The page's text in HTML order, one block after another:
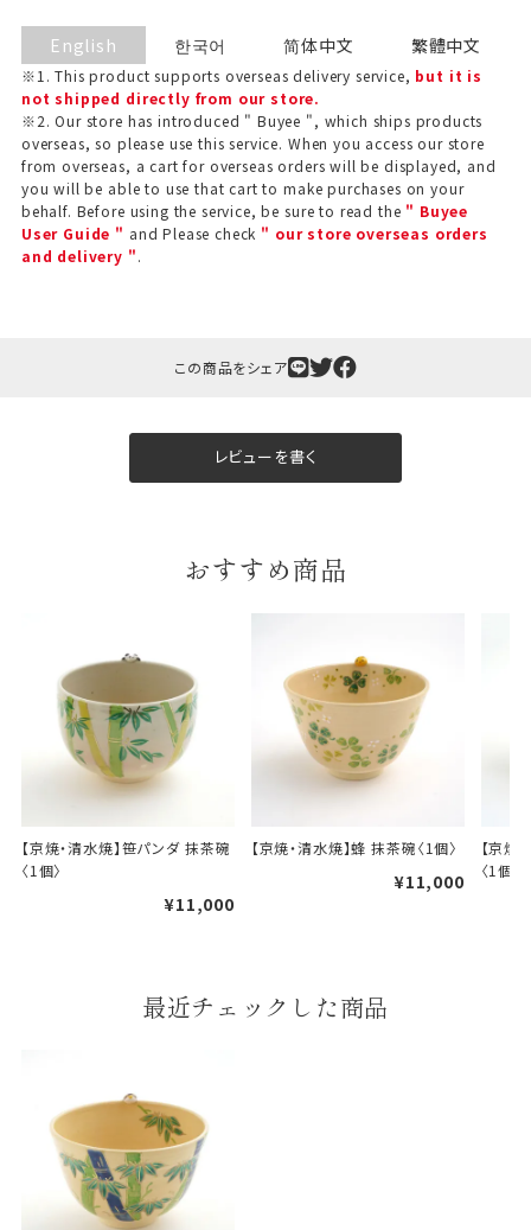
当店でギフト対応の商品をご購入いただきますと、熨
斗（のし）掛け・ギフト包装・手提げ袋を無料サービス
しております。
包装紙について
A.一般的なギフトに使用する包装紙です。
B
一般的なギフト包装
婚礼や出産などのギフト
あります。
English
※1. This product supports overseas delivery service, but it is
not shipped directly from our store.
※2. Our store has introduced " Buyee ", which ships products
overseas, so please use this service. When you access our store
from overseas, a cart for overseas orders will be displayed, and
you will be able to use that cart to make purchases on your
behalf. Before using the service, be sure to read the " Buyee
User Guide " and Please check " our store overseas orders
and delivery ".
한국어 简体中文 繁體中文
この商品をシェア
レビューを書く
おすすめ商品
【京焼・清水焼】笹パンダ 抹茶碗
〈1個〉
¥11,000
【京焼・清水焼】蜂 抹茶碗〈1個〉
¥11,000
【京焼
〈1個〉
最近チェックした商品